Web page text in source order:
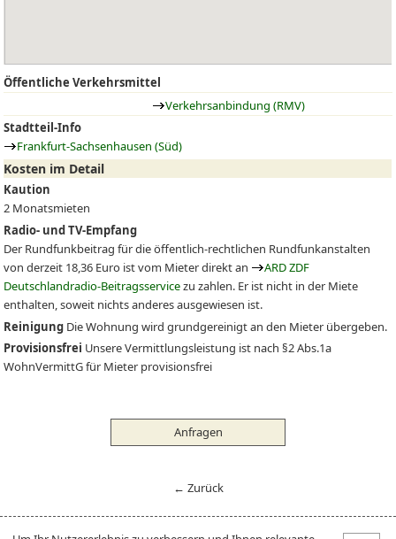
Öffentliche Verkehrsmittel
Verkehrsanbindung (RMV)
Stadtteil-Info
Frankfurt-Sachsenhausen (Süd)
Kosten im Detail
Kaution
2 Monatsmieten
Radio- und TV-Empfang
Der Rundfunkbeitrag für die öffentlich-rechtlichen Rundfunkanstalten
von derzeit 18,36 Euro ist vom Mieter direkt an
ARD ZDF
Deutschlandradio-Beitragsservicezu zahlen. Er ist nicht in der Miete
enthalten, soweit nichts anderes ausgewiesen ist.
Reinigung Die Wohnung wird grundgereinigt an den Mieter übergeben.
Provisionsfrei Unsere Vermittlungsleistung ist nach §2 Abs.1a
WohnVermittG für Mieter provisionsfrei
Anfragen
← Zurück